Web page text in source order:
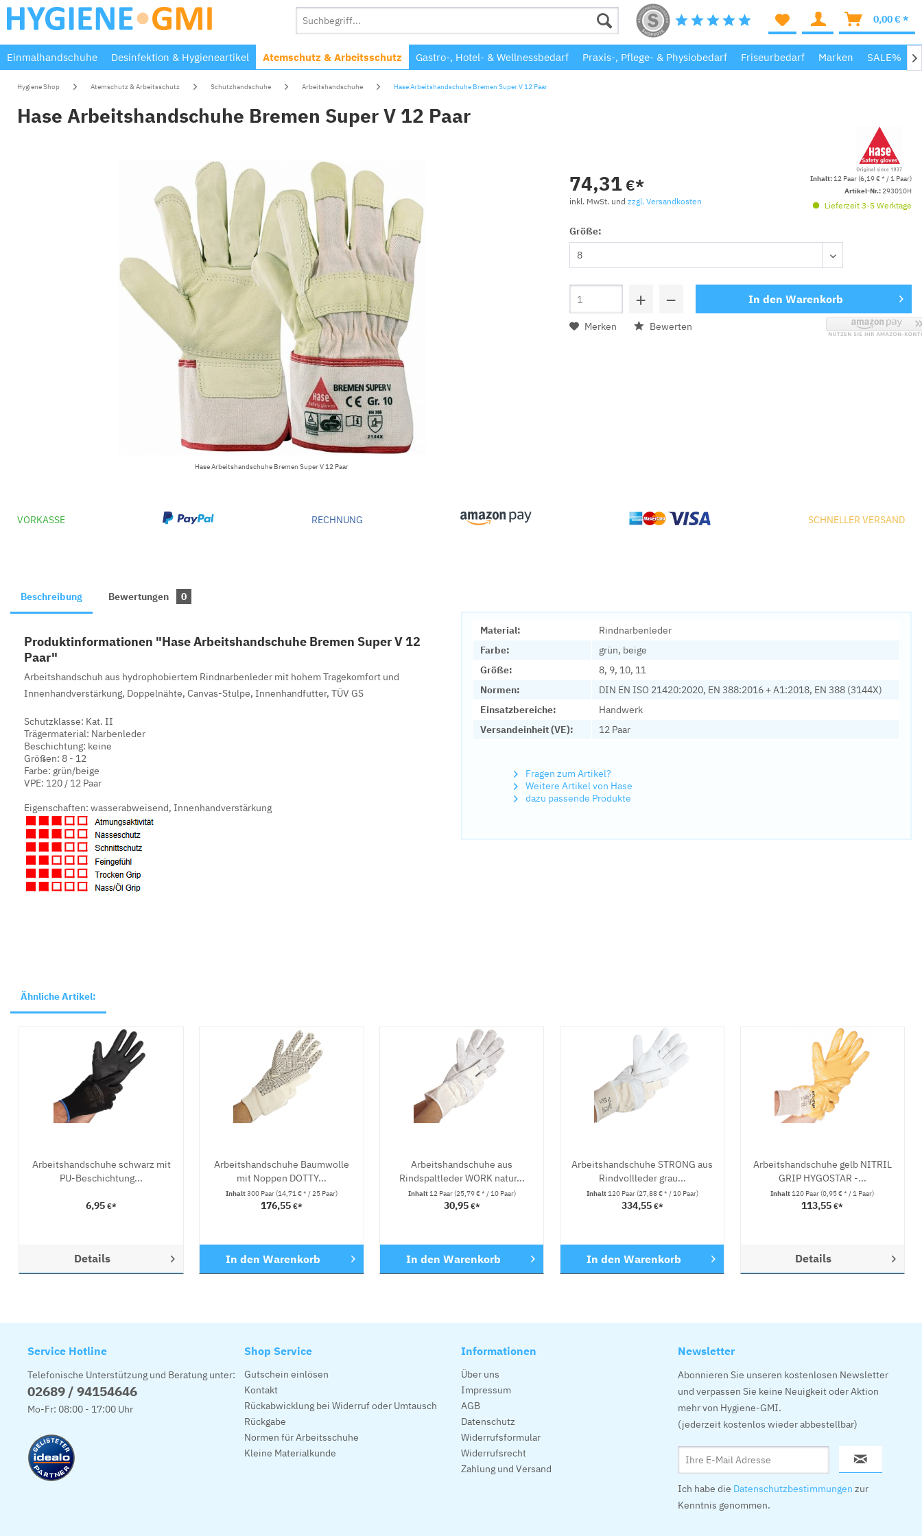
0,00 € *
Einmalhandschuhe Desinfektion & Hygieneartikel Atemschutz & Arbeitsschutz Gastro-, Hotel- & Wellnessbedarf Praxis-, Pflege- & Physiobedarf Friseurbedarf Marken SALE% 
Hygiene Shop Atemschutz & Arbeitsschutz Schutzhandschuhe Arbeitshandschuhe Hase Arbeitshandschuhe Bremen Super V 12 Paar
Hase Arbeitshandschuhe Bremen Super V 12 Paar
Hase Arbeitshandschuhe Bremen Super V 12 Paar
74,31€*
inkl. MwSt. und zzgl. Versandkosten
Inhalt:12 Paar (6,19 € * / 1 Paar)
Artikel-Nr.:293010H
Lieferzeit 3-5 Werktage
Größe:
+ − In den Warenkorb
Merken Bewerten
VORKASSE RECHNUNG SCHNELLER VERSAND
Material:
Rindnarbenleder
Farbe:
grün, beige
Größe:
8, 9, 10, 11
Normen:
DIN EN ISO 21420:2020, EN 388:2016 + A1:2018, EN 388 (3144X)
Einsatzbereiche:
Handwerk
Versandeinheit (VE):
12 Paar
Fragen zum Artikel?
Weitere Artikel von Hase
dazu passende Produkte
Beschreibung Bewertungen 0
Produktinformationen "Hase Arbeitshandschuhe Bremen Super V 12
Paar"
Arbeitshandschuh aus hydrophobiertem Rindnarbenleder mit hohem Tragekomfort und
Innenhandverstärkung, Doppelnähte, Canvas-Stulpe, Innenhandfutter, TÜV GS
Schutzklasse: Kat. II
Trägermaterial: Narbenleder
Beschichtung: keine
Größen: 8 - 12
Farbe: grün/beige
VPE: 120 / 12 Paar
Eigenschaften: wasserabweisend, Innenhandverstärkung
Ähnliche Artikel:
Arbeitshandschuhe schwarz mit
PU-Beschichtung...
6,95€*
Details
Arbeitshandschuhe Baumwolle
mit Noppen DOTTY...
Inhalt300 Paar(14,71 € * / 25 Paar)
176,55 €*
In den Warenkorb
Arbeitshandschuhe aus
Rindspaltleder WORK natur...
Inhalt12 Paar(25,79 € * / 10 Paar)
30,95 €*
In den Warenkorb
Arbeitshandschuhe STRONG aus
Rindvollleder grau...
Inhalt120 Paar(27,88 € * / 10 Paar)
334,55 €*
In den Warenkorb
Arbeitshandschuhe gelb NITRIL
GRIP HYGOSTAR -...
Inhalt120 Paar(0,95 € * / 1 Paar)
113,55€*
Details
Service Hotline
Telefonische Unterstützung und Beratung unter:
02689 / 94154646
Mo-Fr: 08:00 - 17:00 Uhr
Shop Service
Gutschein einlösen
Kontakt
Rückabwicklung bei Widerruf oder Umtausch
Rückgabe
Normen für Arbeitsschuhe
Kleine Materialkunde
Informationen
Über uns
Impressum
AGB
Datenschutz
Widerrufsformular
Widerrufsrecht
Zahlung und Versand
Newsletter
Abonnieren Sie unseren kostenlosen Newsletter
und verpassen Sie keine Neuigkeit oder Aktion
mehr von Hygiene-GMI.
(jederzeit kostenlos wieder abbestellbar)
Ich habe die Datenschutzbestimmungen zur
Kenntnis genommen.